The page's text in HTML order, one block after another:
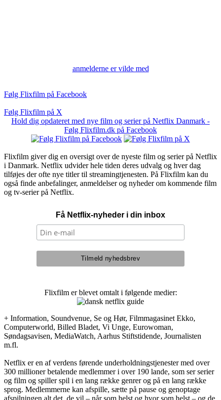
anmelderne er vilde med
Følg Flixfilm på Facebook
Følg Flixfilm på X
Hold dig opdateret med nye film og serier på Netflix Danmark -
Følg Flixfilm.dk på Facebook
Flixfilm giver dig en oversigt over de nyeste film og serier på Netflix
i Danmark. Netflix udvider hele tiden deres udvalg og hver dag
tilføjes der ofte nye titler til streamingtjenesten. På Flixfilm kan du
også finde anbefalinger, anmeldelser og nyheder om kommende film
og tv-serier på Netflix.
Få Netflix-nyheder i din inbox
Flixfilm er blevet omtalt i følgende medier:
+ Information, Soundvenue, Se og Hør, Filmmagasinet Ekko,
Computerworld, Billed Bladet, Vi Unge, Eurowoman,
Søndagsavisen, MediaWatch, Aarhus Stiftstidende, Journalisten
m.fl.
Netflix er en af verdens førende underholdningstjenester med over
300 millioner betalende medlemmer i over 190 lande, som ser serier
og film og spiller spil i en lang række genrer og på en lang række
sprog. Medlemmerne kan afspille, sætte på pause og genoptage